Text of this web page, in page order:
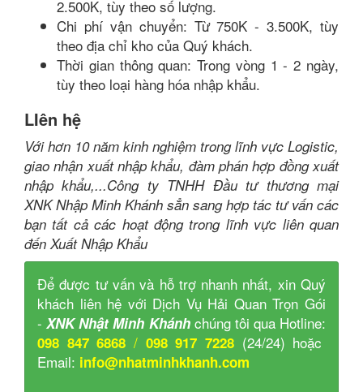
2.500K, tùy theo số lượng.
Chi phí vận chuyển: Từ 750K - 3.500K, tùy
theo địa chỉ kho của Quý khách.
Thời gian thông quan: Trong vòng 1 - 2 ngày,
tùy theo loại hàng hóa nhập khẩu.
LIên hệ
Với hơn 10 năm kinh nghiệm trong lĩnh vực Logistic,
giao nhận xuất nhập khẩu, đàm phán hợp đồng xuất
nhập khẩu,...Công ty TNHH Đầu tư thương mại
XNK Nhập Minh Khánh sẳn sang hợp tác tư vấn các
bạn tất cả các hoạt động trong lĩnh vực liên quan
đến Xuất Nhập Khẩu
Để được tư vấn và hỗ trợ nhanh nhất, xin Quý
khách liên hệ với Dịch Vụ Hải Quan Trọn Gói
-XNK Nhật Minh Khánh chúng tôi qua Hotline:
098 847 6868 / 098 917 7228 (24/24) hoặc
Email: info@nhatminhkhanh.com